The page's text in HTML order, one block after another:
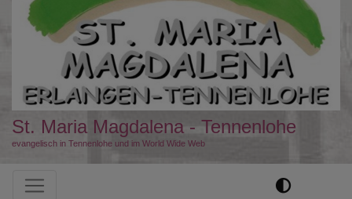
St. Maria Magdalena - Tennenlohe
evangelisch in Tennenlohe und im World Wide Web
Hauptnavigation